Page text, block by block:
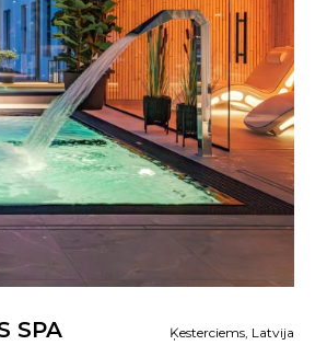
SPA Ķesterciems, Latvija